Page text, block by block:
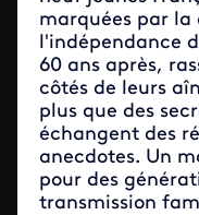
marquées par la
l'indépendance
60 ans après,
côtés de leurs
plus que des
échangent des
anecdotes. Un
pour des
transmission